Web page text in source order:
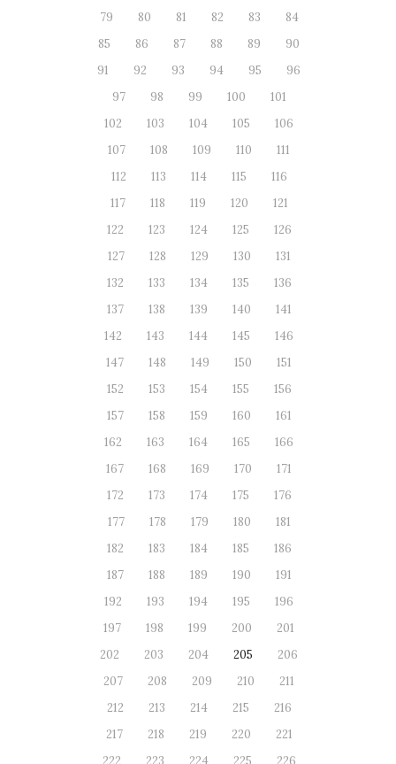
79
80 81 82 83
84
85
86 87 88 89
90
91
92 93 94 95
96
97
98 99 100
101
102
103 104 105
106
107
108 109 110
111
112
113 114 115
116
117
118 119 120
121
122
123 124 125
126
127
128 129 130
131
132
133 134 135
136
137
138 139 140
141
142
143 144 145
146
147
148 149 150
151
152
153 154 155
156
157
158 159 160
161
162
163 164 165
166
167
168 169 170
171
172
173 174 175
176
177
178 179 180
181
182
183 184 185
186
187
188 189 190
191
192
193 194 195
196
197
198 199 200
201
202
203 204 205
206
207
208 209 210
211
212
213 214 215
216
217
218 219 220
221